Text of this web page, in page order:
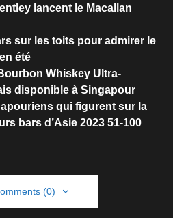
lancent le Macallan
sur les toits pour admirer le
été
Whiskey Ultra-
disponible à Singapour
qui figurent sur la
bars d’Asie 2023 51-100
(0)